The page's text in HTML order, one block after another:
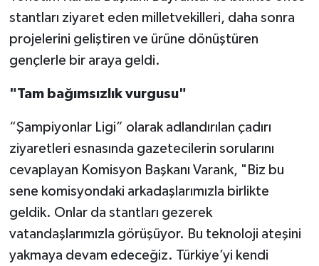
stantları ziyaret eden milletvekilleri, daha sonra
projelerini geliştiren ve ürüne dönüştüren
gençlerle bir araya geldi.
"Tam bağımsızlık vurgusu"
“Şampiyonlar Ligi” olarak adlandırılan çadırı
ziyaretleri esnasında gazetecilerin sorularını
cevaplayan Komisyon Başkanı Varank, "Biz bu
sene komisyondaki arkadaşlarımızla birlikte
geldik. Onlar da stantları gezerek
vatandaşlarımızla görüşüyor. Bu teknoloji ateşini
yakmaya devam edeceğiz. Türkiye’yi kendi